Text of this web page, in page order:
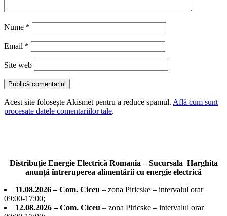
Nume *
Email *
Site web
Acest site folosește Akismet pentru a reduce spamul. Află cum sunt
procesate datele comentariilor tale.
Distribuție Energie Electrică Romania – Sucursala Harghita
anunță întreruperea alimentării cu energie electrică
11.08.2026 – Com. Ciceu – zona Piricske – intervalul orar
09:00-17:00;
12.08.2026 – Com. Ciceu – zona Piricske – intervalul orar